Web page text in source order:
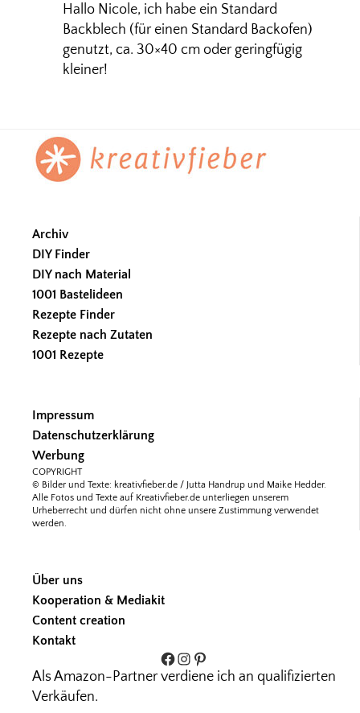
Hallo Nicole, ich habe ein Standard
Backblech (für einen Standard Backofen)
genutzt, ca. 30×40 cm oder geringfügig
kleiner!
Footer
Archiv
DIY Finder
DIY nach Material
1001 Bastelideen
Rezepte Finder
Rezepte nach Zutaten
1001 Rezepte
Impressum
Datenschutzerklärung
Werbung
COPYRIGHT
© Bilder und Texte: kreativfieber.de / Jutta Handrup und Maike Hedder.
Alle Fotos und Texte auf Kreativfieber.de unterliegen unserem
Urheberrecht und dürfen nicht ohne unsere Zustimmung verwendet
werden.
Über uns
Kooperation & Mediakit
Content creation
Kontakt
Facebook
Instagram
Pinterest
Als Amazon-Partner verdiene ich an qualifizierten
Verkäufen.